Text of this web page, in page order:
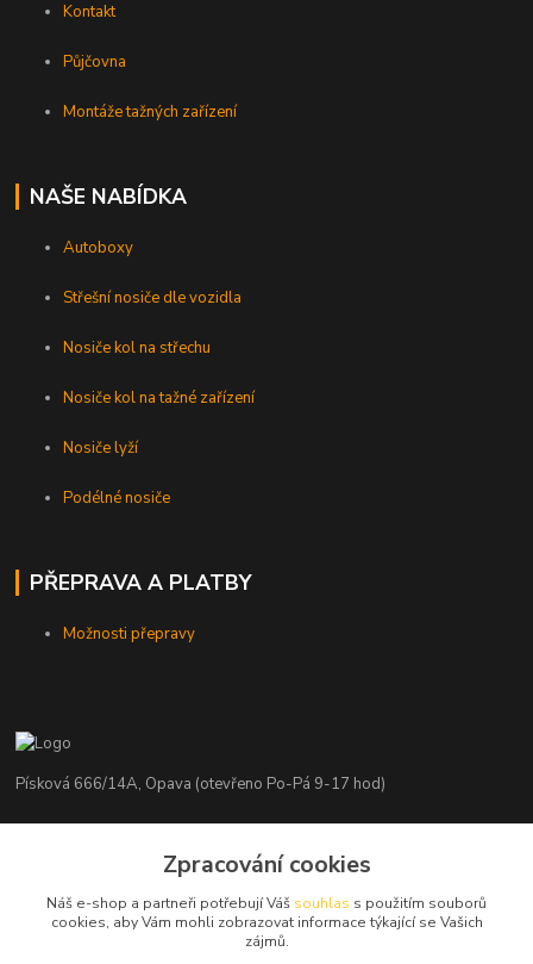
Kontakt
Půjčovna
Montáže tažných zařízení
NAŠE NABÍDKA
Autoboxy
Střešní nosiče dle vozidla
Nosiče kol na střechu
Nosiče kol na tažné zařízení
Nosiče lyží
Podélné nosiče
PŘEPRAVA A PLATBY
Možnosti přepravy
Písková 666/14A, Opava (otevřeno Po-Pá 9-17 hod)
+420 776 839 986
info@nosice.com
Zpracování cookies
Náš e-shop a partneři potřebují Váš souhlas s použitím souborů
cookies, aby Vám mohli zobrazovat informace týkající se Vašich
zájmů.